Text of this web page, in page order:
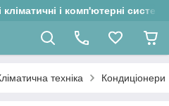
і комп'ютерні системи
техніка Кондиціонери